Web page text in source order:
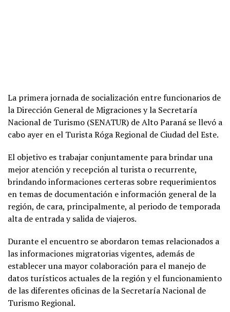
La primera jornada de socialización entre funcionarios de
la Dirección General de Migraciones y la Secretaría
Nacional de Turismo (SENATUR) de Alto Paraná se llevó a
cabo ayer en el Turista Róga Regional de Ciudad del Este.
El objetivo es trabajar conjuntamente para brindar una
mejor atención y recepción al turista o recurrente,
brindando informaciones certeras sobre requerimientos
en temas de documentación e información general de la
región, de cara, principalmente, al periodo de temporada
alta de entrada y salida de viajeros.
Durante el encuentro se abordaron temas relacionados a
las informaciones migratorias vigentes, además de
establecer una mayor colaboración para el manejo de
datos turísticos actuales de la región y el funcionamiento
de las diferentes oficinas de la Secretaría Nacional de
Turismo Regional.